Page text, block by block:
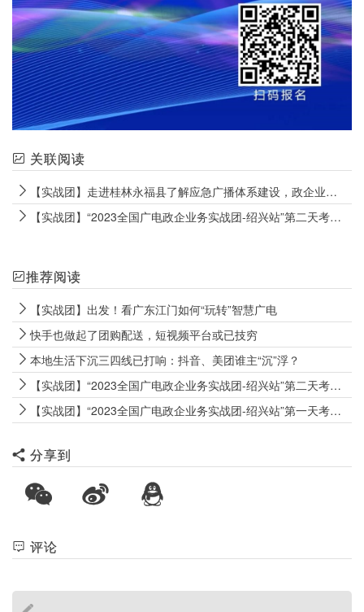
关联阅读
【实战团】走进桂林永福县了解应急广播体系建设，政企业务实战团-广西桂林站收获颇丰！
【实战团】“2023全国广电政企业务实战团-绍兴站”第二天考察实况
推荐阅读
【实战团】出发！看广东江门如何“玩转”智慧广电
快手也做起了团购配送，短视频平台或已技穷
本地生活下沉三四线已打响：抖音、美团谁主“沉”浮？
【实战团】“2023全国广电政企业务实战团-绍兴站”第二天考察实况
【实战团】“2023全国广电政企业务实战团-绍兴站”第一天考察实况
分享到
评论